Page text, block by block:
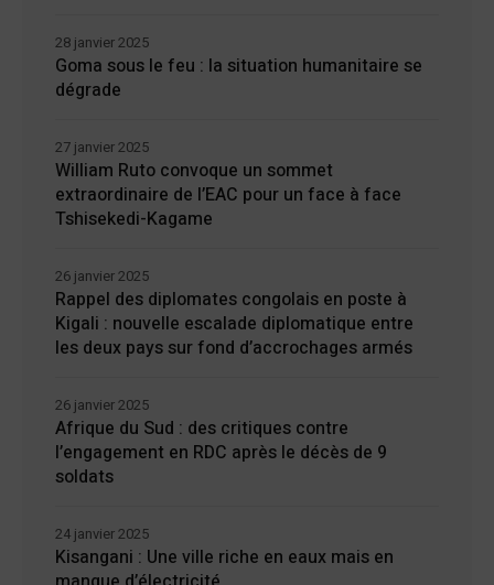
Goma sous le feu : la situation humanitaire se
dégrade
28 janvier 2025
William Ruto convoque un sommet
extraordinaire de l’EAC pour un face à face
Tshisekedi-Kagame
27 janvier 2025
Rappel des diplomates congolais en poste à
Kigali : nouvelle escalade diplomatique entre
les deux pays sur fond d’accrochages armés
26 janvier 2025
Afrique du Sud : des critiques contre
l’engagement en RDC après le décès de 9
soldats
26 janvier 2025
Kisangani : Une ville riche en eaux mais en
24 janvier 2025